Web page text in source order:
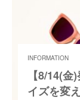
INFORMATION
【8/14(
イズを変